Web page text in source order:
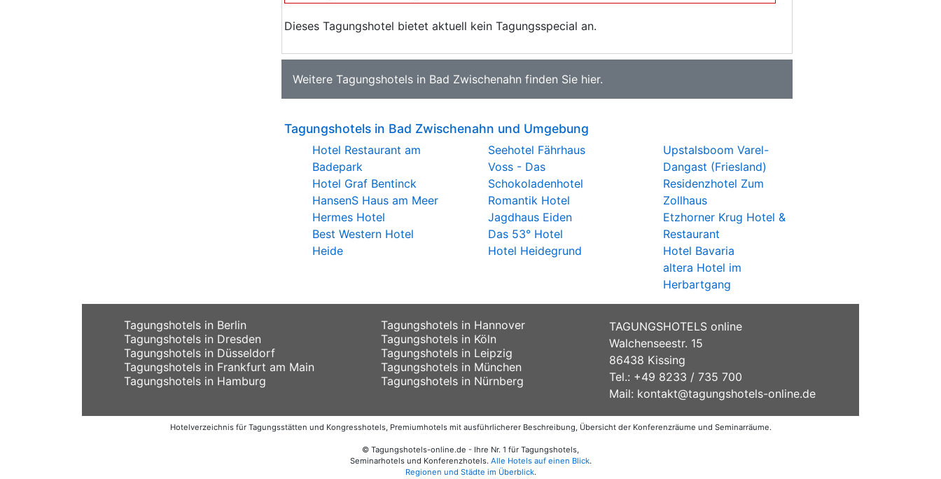
Dieses Tagungshotel bietet aktuell kein Tagungsspecial an.
Weitere Tagungshotels in Bad Zwischenahn finden Sie hier.
Tagungshotels in Bad Zwischenahn und Umgebung
Hotel Restaurant am
Badepark
Hotel Graf Bentinck
HansenS Haus am Meer
Hermes Hotel
Best Western Hotel
Heide
Seehotel Fährhaus
Voss - Das
Schokoladenhotel
Romantik Hotel
Jagdhaus Eiden
Das 53° Hotel
Hotel Heidegrund
Upstalsboom Varel-
Dangast (Friesland)
Residenzhotel Zum
Zollhaus
Etzhorner Krug Hotel &
Restaurant
Hotel Bavaria
altera Hotel im
Herbartgang
Tagungshotels in Berlin
Tagungshotels in Dresden
Tagungshotels in Düsseldorf
Tagungshotels in Frankfurt am Main
Tagungshotels in Hamburg
Tagungshotels in Hannover
Tagungshotels in Köln
Tagungshotels in Leipzig
Tagungshotels in München
Tagungshotels in Nürnberg
TAGUNGSHOTELS online
Walchenseestr. 15
86438 Kissing
Tel.: +49 8233 / 735 700
Mail: kontakt@tagungshotels-online.de
Hotelverzeichnis für Tagungsstätten und Kongresshotels, Premiumhotels mit ausführlicherer Beschreibung, Übersicht der Konferenzräume und Seminarräume.
© Tagungshotels-online.de - Ihre Nr. 1 für Tagungshotels,
Seminarhotels und Konferenzhotels. Alle Hotels auf einen Blick.
Regionen und Städte im Überblick.